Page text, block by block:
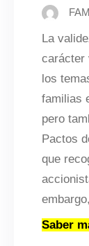
La
carácter
los
familias
pero
Pactos
que
Saber